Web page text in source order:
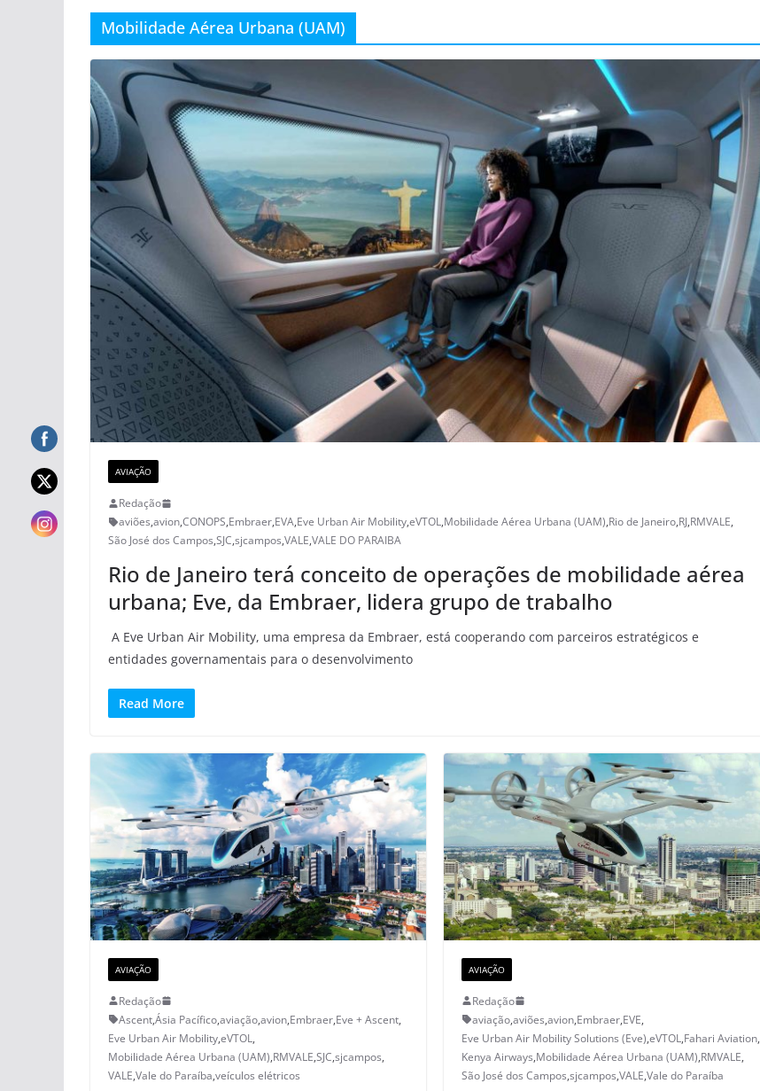
Mobilidade Aérea Urbana (UAM)
AVIAÇÃO
Redação
aviões,avion,CONOPS,Embraer,EVA,Eve Urban Air Mobility,eVTOL,Mobilidade Aérea Urbana (UAM),Rio de Janeiro,RJ,RMVALE,
São José dos Campos,SJC,sjcampos,VALE,VALE DO PARAIBA
Rio de Janeiro terá conceito de operações de mobilidade aérea
urbana; Eve, da Embraer, lidera grupo de trabalho
A Eve Urban Air Mobility, uma empresa da Embraer, está cooperando com parceiros estratégicos e
entidades governamentais para o desenvolvimento
Read More
AVIAÇÃO
Redação
Ascent,Ásia Pacífico,aviação,avion,Embraer,Eve + Ascent,
Eve Urban Air Mobility,eVTOL,
Mobilidade Aérea Urbana (UAM),RMVALE,SJC,sjcampos,
VALE,Vale do Paraíba,veículos elétricos
AVIAÇÃO
Redação
aviação,aviões,avion,Embraer,EVE,
Eve Urban Air Mobility Solutions (Eve),eVTOL,Fahari Aviation,
Kenya Airways,Mobilidade Aérea Urbana (UAM),RMVALE,
São José dos Campos,sjcampos,VALE,Vale do Paraíba